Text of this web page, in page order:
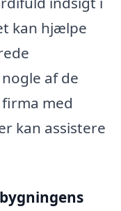
kan hjælpe
af de
med
kan assistere